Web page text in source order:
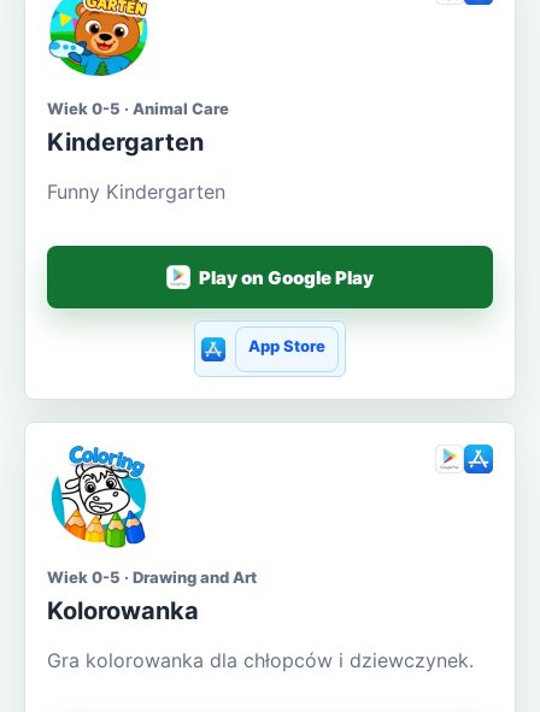
Wiek 0-5 · Animal Care
Kindergarten
Funny Kindergarten
Play on Google Play
App Store
Wiek 0-5 · Drawing and Art
Kolorowanka
Gra kolorowanka dla chłopców i dziewczynek.